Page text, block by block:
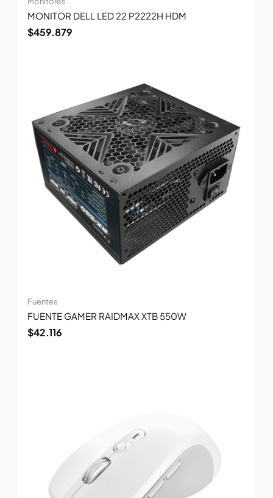
MONITOR DELL LED 22 P2222H HDM
$459.879
Fuentes
FUENTE GAMER RAIDMAX XTB 550W
$42.116